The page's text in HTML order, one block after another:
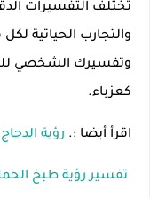
تختلف التفسيرات
والتجارب الحياتية
وتفسيرك الشخصي
كعزباء.
اقرأ أيضا :. رؤية
تفسير رؤية طبخ